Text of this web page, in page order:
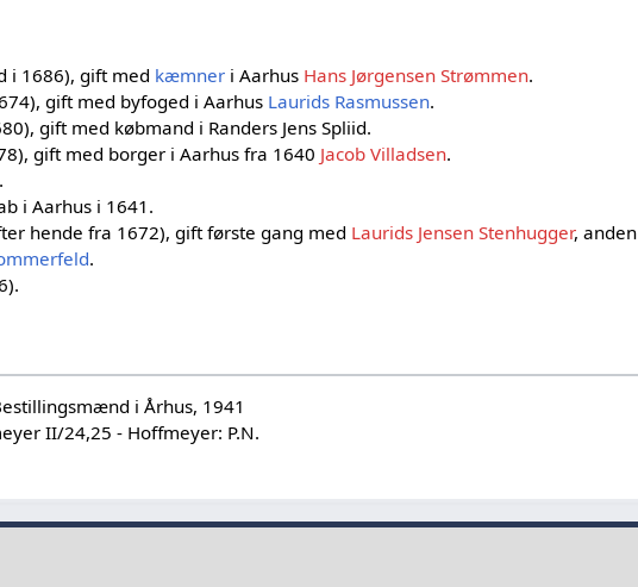
i 1686), gift med kæmneri Aarhus Hans Jørgensen Strømmen.
gift med byfoged i Aarhus Laurids Rasmussen.
gift med købmand i Randers Jens Spliid.
gift med borger i Aarhus fra 1640 Jacob Villadsen.
i Aarhus i 1641.
hende fra 1672), gift første gang med Laurids Jensen Stenhugger, anden
.
i Århus, 1941
II/24,25 - Hoffmeyer: P.N.